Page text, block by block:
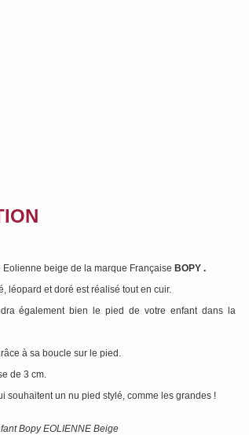
beige de la marque Française BOPY .
léopard et doré est réalisé tout en cuir.
également bien le pied de votre enfant dans la
à sa boucle sur le pied.
de 3 cm.
souhaitent un nu pied stylé, comme les grandes !
Bopy EOLIENNE Beige